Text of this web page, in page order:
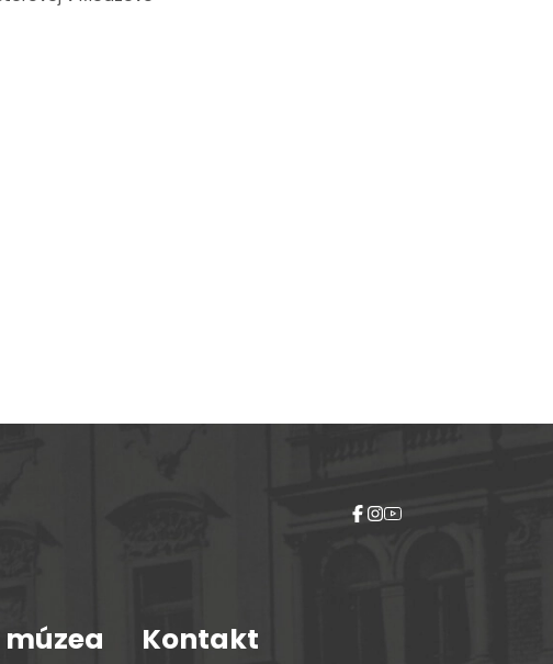
Kontakt